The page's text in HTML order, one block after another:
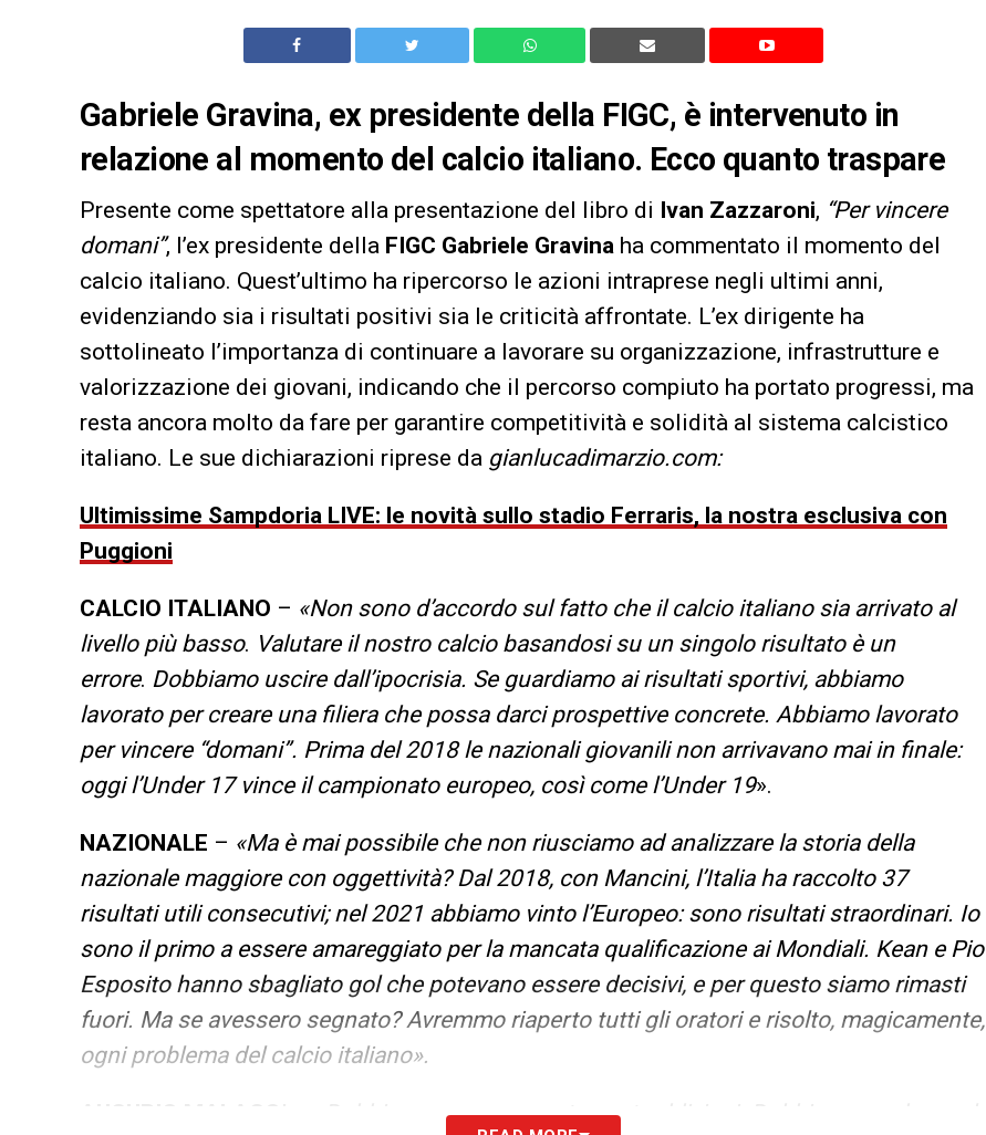
Gabriele Gravina, ex presidente della FIGC, è intervenuto in
relazione al momento del calcio italiano. Ecco quanto traspare
Presente come spettatore alla presentazione del libro di Ivan Zazzaroni, “Per vincere
domani”, l’ex presidente della FIGC Gabriele Gravina ha commentato il momento del
calcio italiano. Quest’ultimo ha ripercorso le azioni intraprese negli ultimi anni,
evidenziando sia i risultati positivi sia le criticità affrontate. L’ex dirigente ha
sottolineato l’importanza di continuare a lavorare su organizzazione, infrastrutture e
valorizzazione dei giovani, indicando che il percorso compiuto ha portato progressi, ma
resta ancora molto da fare per garantire competitività e solidità al sistema calcistico
italiano. Le sue dichiarazioni riprese da gianlucadimarzio.com:
Ultimissime Sampdoria LIVE: le novità sullo stadio Ferraris, la nostra esclusiva con
Puggioni
CALCIO ITALIANO – «Non sono d’accordo sul fatto che il calcio italiano sia arrivato al
livello più basso. Valutare il nostro calcio basandosi su un singolo risultato è un
errore. Dobbiamo uscire dall’ipocrisia. Se guardiamo ai risultati sportivi, abbiamo
lavorato per creare una filiera che possa darci prospettive concrete. Abbiamo lavorato
per vincere “domani”. Prima del 2018 le nazionali giovanili non arrivavano mai in finale:
oggi l’Under 17 vince il campionato europeo, così come l’Under 19».
NAZIONALE – «Ma è mai possibile che non riusciamo ad analizzare la storia della
nazionale maggiore con oggettività? Dal 2018, con Mancini, l’Italia ha raccolto 37
risultati utili consecutivi; nel 2021 abbiamo vinto l’Europeo: sono risultati straordinari. Io
sono il primo a essere amareggiato per la mancata qualificazione ai Mondiali. Kean e Pio
Esposito hanno sbagliato gol che potevano essere decisivi, e per questo siamo rimasti
fuori. Ma se avessero segnato? Avremmo riaperto tutti gli oratori e risolto, magicamente,
ogni problema del calcio italiano».
«Dobbiamo superare certe contraddizioni. Dobbiamo credere nel